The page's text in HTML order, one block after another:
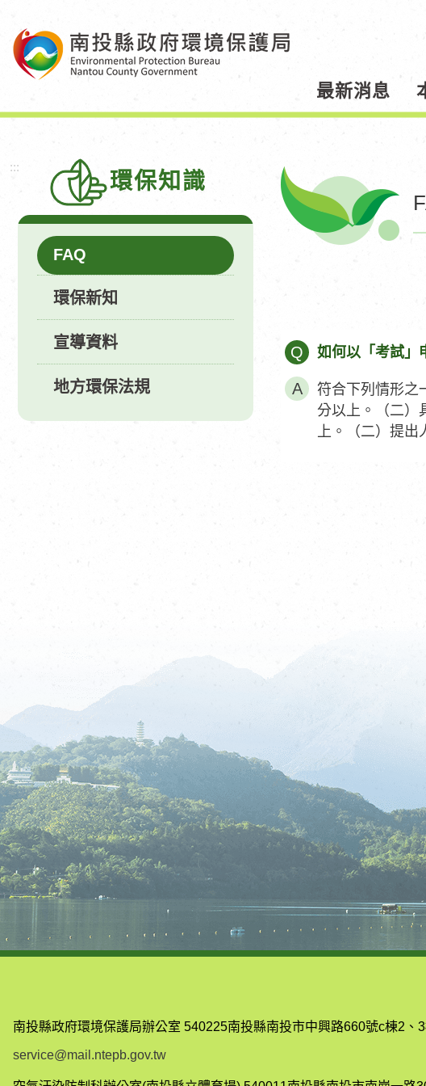
主
容
塊
最新消息
:::
環保知識
FAQ
環保新知
宣導資料
地方環保法規
Q 如何以「考試」
符合下列情形之
分以上。（二）
上。（二）提出
南投縣政府環境保護局辦公室 540225南投縣南投市中興路660號c棟2、
service@mail.ntepb.gov.tw